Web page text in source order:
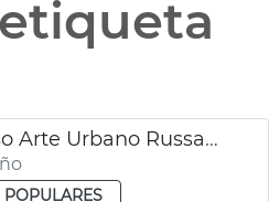
Segundo Concurso Arte Urbano Russafa Ayuntamiento Valéncia
POPULARES